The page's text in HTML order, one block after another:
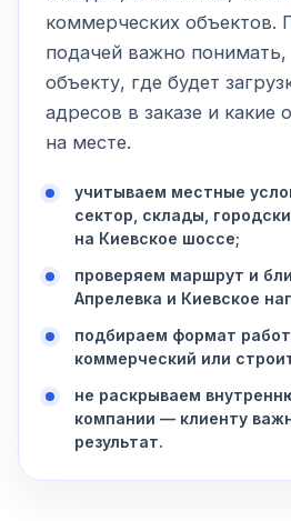
коммерческих объектов.
подачей важно понимать,
объекту, где будет
адресов в заказе и какие
на месте.
учитываем местные
сектор, склады,
на Киевское шоссе;
проверяем маршрут и
Апрелевка и Киевское
подбираем формат
коммерческий или
не раскрываем
компании — клиенту
результат.